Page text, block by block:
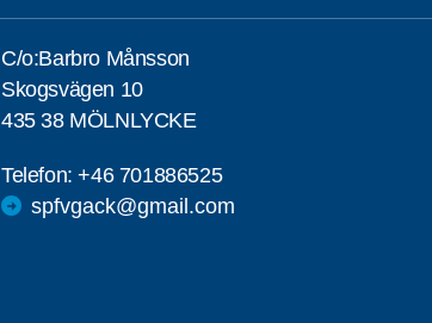
C/o:Barbro Månsson
Skogsvägen 10
435 38 MÖLNLYCKE
Telefon:+46 701886525
spfvgack@gmail.com